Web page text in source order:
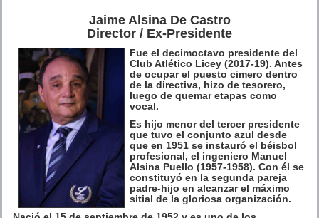
Jaime Alsina De Castro
Director / Ex-Presidente
Fue el decimoctavo presidente del
Club Atlético Licey (2017-19). Antes
de ocupar el puesto cimero dentro
de la directiva, hizo de tesorero,
luego de quemar etapas como
vocal.
Es hijo menor del tercer presidente
que tuvo el conjunto azul desde
que en 1951 se instauró el béisbol
profesional, el ingeniero Manuel
Alsina Puello (1957-1958). Con él se
constituyó en la segunda pareja
padre-hijo en alcanzar el máximo
sitial de la gloriosa organización.